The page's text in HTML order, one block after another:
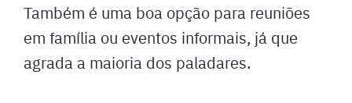
Também é uma boa opção para reuniões
em família ou eventos informais, já que
agrada a maioria dos paladares.